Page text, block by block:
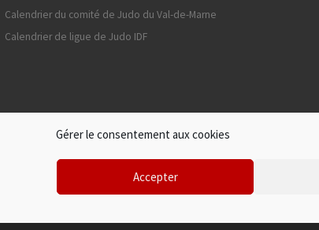
Gérer le consentement aux cookies
Accepter
Calendrier du comité de Judo du Val-de-Marne
Calendrier de ligue de Judo IDF